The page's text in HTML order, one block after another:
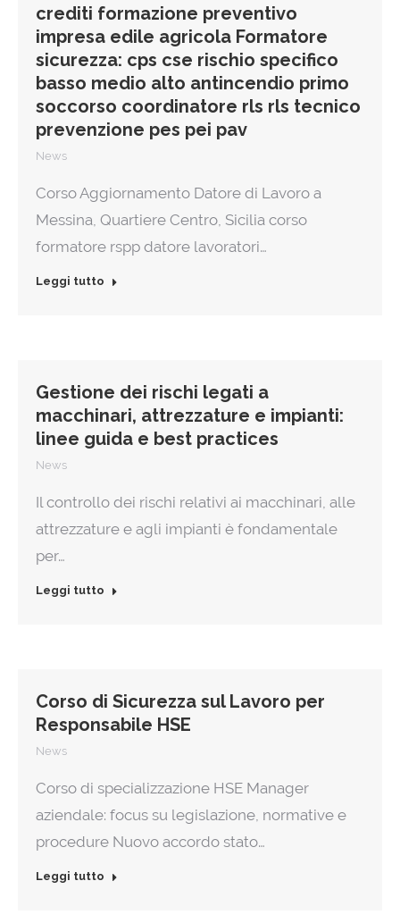
crediti formazione preventivo
impresa edile agricola Formatore
sicurezza: cps cse rischio specifico
basso medio alto antincendio primo
soccorso coordinatore rls rls tecnico
prevenzione pes pei pav
News
Corso Aggiornamento Datore di Lavoro a
Messina, Quartiere Centro, Sicilia corso
formatore rspp datore lavoratori…
Leggi tutto
Gestione dei rischi legati a
macchinari, attrezzature e impianti:
linee guida e best practices
News
Il controllo dei rischi relativi ai macchinari, alle
attrezzature e agli impianti è fondamentale
per…
Leggi tutto
Corso di Sicurezza sul Lavoro per
Responsabile HSE
News
Corso di specializzazione HSE Manager
aziendale: focus su legislazione, normative e
procedure Nuovo accordo stato…
Leggi tutto